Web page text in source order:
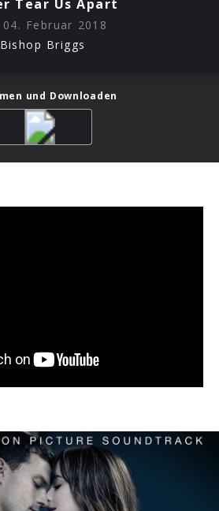
Tear Us Apart
04. Februar 2018
Bishop Briggs
und Downloaden